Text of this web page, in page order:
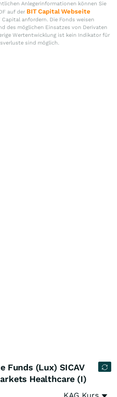
Anlegerinformationen können Sie
auf der BIT Capital Webseite
anfordern. Die Fonds weisen
des möglichen Einsatzes von Derivaten
Wertentwicklung ist kein Indikator für
sind möglich.
Funds (Lux) SICAV
Healthcare (I)